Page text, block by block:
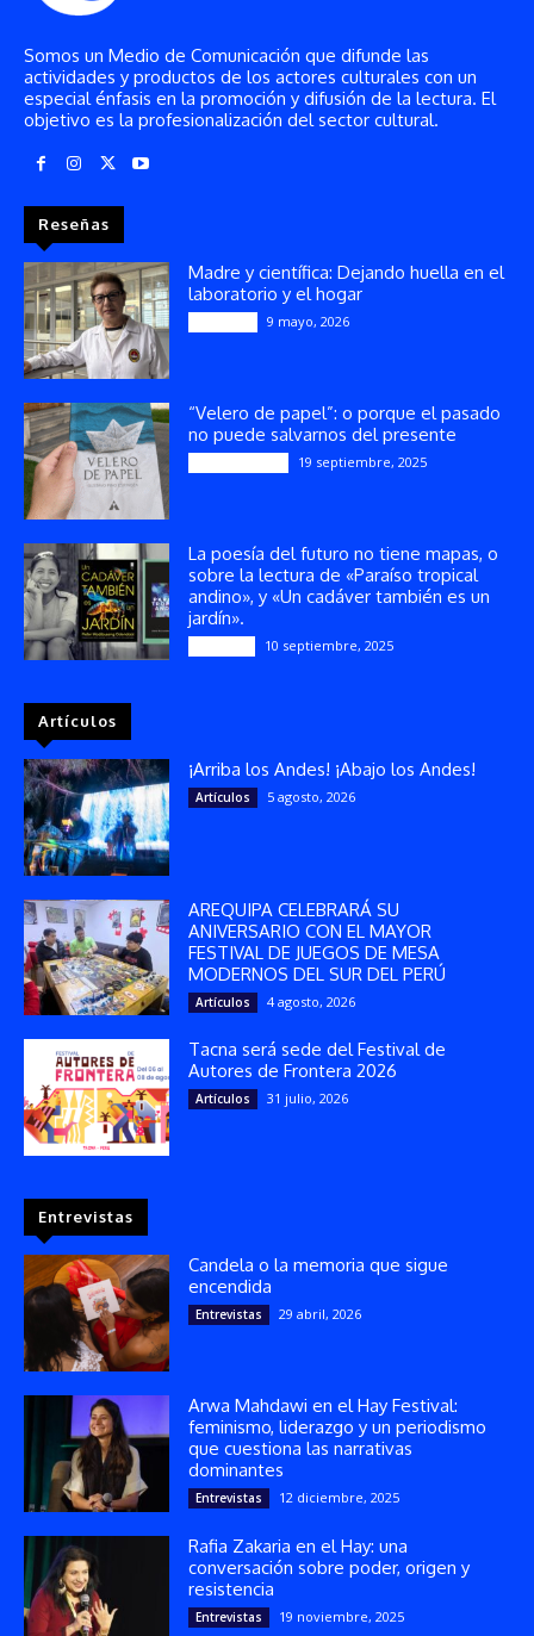
Somos un Medio de Comunicación que difunde las
actividades y productos de los actores culturales con un
especial énfasis en la promoción y difusión de la lectura. El
objetivo es la profesionalización del sector cultural.
Reseñas
Madre y científica: Dejando huella en el
laboratorio y el hogar
9 mayo, 2026
“Velero de papel”: o porque el pasado
no puede salvarnos del presente
19 septiembre, 2025
La poesía del futuro no tiene mapas, o
sobre la lectura de «Paraíso tropical
andino», y «Un cadáver también es un
jardín».
10 septiembre, 2025
Artículos
¡Arriba los Andes! ¡Abajo los Andes!
Artículos 5 agosto, 2026
AREQUIPA CELEBRARÁ SU
ANIVERSARIO CON EL MAYOR
FESTIVAL DE JUEGOS DE MESA
MODERNOS DEL SUR DEL PERÚ
Artículos 4 agosto, 2026
Tacna será sede del Festival de
Autores de Frontera 2026
Artículos 31 julio, 2026
Entrevistas
Candela o la memoria que sigue
encendida
Entrevistas 29 abril, 2026
Arwa Mahdawi en el Hay Festival:
feminismo, liderazgo y un periodismo
que cuestiona las narrativas
dominantes
Entrevistas 12 diciembre, 2025
Rafia Zakaria en el Hay: una
conversación sobre poder, origen y
resistencia
Entrevistas 19 noviembre, 2025